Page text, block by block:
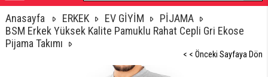
Anasayfa ERKEK EV GİYİM
PİJAMA
BSM Erkek Yüksek Kalite Pamuklu Rahat Cepli Gri Ekose
Pijama Takımı
< < Önceki Sayfaya Dön